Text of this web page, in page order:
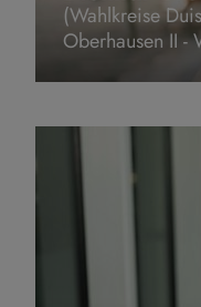
(Wahlkreise
Oberhausen II -